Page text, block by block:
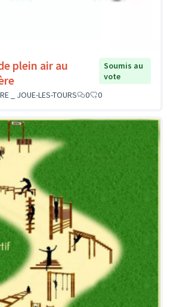
plein air au
Soumis au
vote
_ JOUE-LES-TOURS
0 0